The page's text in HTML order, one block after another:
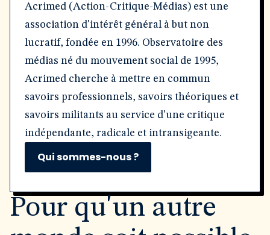
Acrimed (Action-Critique-Médias) est une
association d'intérêt général à but non
lucratif, fondée en 1996. Observatoire des
médias né du mouvement social de 1995,
Acrimed cherche à mettre en commun
savoirs professionnels, savoirs théoriques et
savoirs militants au service d'une critique
indépendante, radicale et intransigeante.
Qui sommes-nous ?
Pour qu'un autre